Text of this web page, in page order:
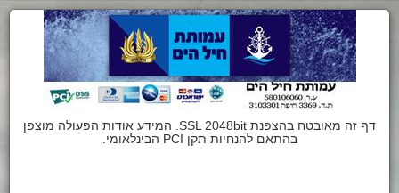
דף זה מאובטח בהצפנת SSL 2048bit. המידע אודות הפעולה מוצפן
בהתאם להנחיות תקן PCI הבינלאומי.